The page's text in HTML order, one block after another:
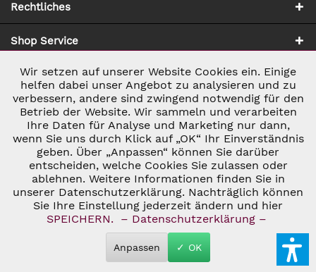
Rechtliches
Shop Service
Zahlung & Versand
* ALLE PREISE INKL. GESETZL. UMSATZSTEUER ZZGL.
VERSANDKOSTEN
UND GGF. NACHNAHMEGEBÜHREN, WENN NICHT
ANDERS BESCHRIEBEN
© 2026 C&D WEINHANDEL - ALL RIGHTS RESERVED. THEME BY
THEMEWARE®
Notwendig Aktiv
Marketing Inaktiv
Tracking Inaktiv
Personalisierung Inaktiv
Wir setzen auf unserer Website Cookies ein. Einige
helfen dabei unser Angebot zu analysieren und zu
verbessern, andere sind zwingend notwendig für den
Betrieb der Website. Wir sammeln und verarbeiten
Ihre Daten für Analyse und Marketing nur dann,
wenn Sie uns durch Klick auf „OK“ Ihr Einverständnis
geben. Über „Anpassen“ können Sie darüber
entscheiden, welche Cookies Sie zulassen oder
ablehnen. Weitere Informationen finden Sie in
unserer Datenschutzerklärung. Nachträglich können
Sie Ihre Einstellung jederzeit ändern und hier
SPEICHERN.
– Datenschutzerklärung –
Anpassen ✓ OK